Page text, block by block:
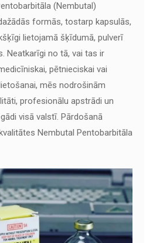
(Nembutal)
formās, tostarp kapsulās,
lietojamā šķīdumā, pulverī
Neatkarīgi no tā, vai tas ir
pētnieciskai vai
mēs nodrošinām
profesionālu apstrādi un
visā valstī. Pārdošanā
Nembutal Pentobarbitāla